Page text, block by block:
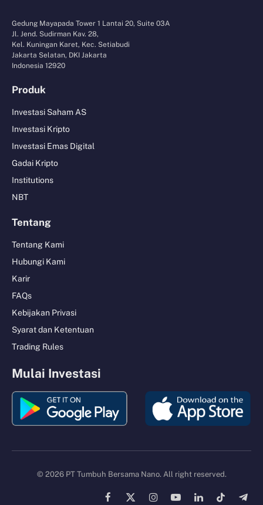
Gedung Mayapada Tower 1 Lantai 20, Suite 03A
Jl. Jend. Sudirman Kav. 28,
Kel. Kuningan Karet, Kec. Setiabudi
Jakarta Selatan, DKI Jakarta
Indonesia 12920
Produk
Investasi Saham AS
Investasi Kripto
Investasi Emas Digital
Gadai Kripto
Institutions
NBT
Tentang
Tentang Kami
Hubungi Kami
Karir
FAQs
Kebijakan Privasi
Syarat dan Ketentuan
Trading Rules
Mulai Investasi
© 2026 PT Tumbuh Bersama Nano. All right reserved.
Facebook
X InstagramYouTubeLinkedInTikTok